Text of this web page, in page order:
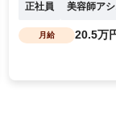
正社員 美容師ア
月給 20.5万